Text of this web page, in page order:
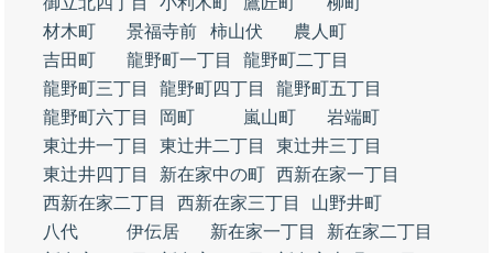
材木町
景福寺前 柿山伏
農人町
吉田町
龍野町一丁目
龍野町二丁目
龍野町三丁目
龍野町四丁目
龍野町五丁目
龍野町六丁目
岡町 嵐山町
岩端町
東辻井一丁目
東辻井二丁目
東辻井三丁目
東辻井四丁目
新在家中の町 西新在家一丁目
西新在家二丁目
西新在家三丁目
山野井町
八代
伊伝居 新在家一丁目
新在家二丁目